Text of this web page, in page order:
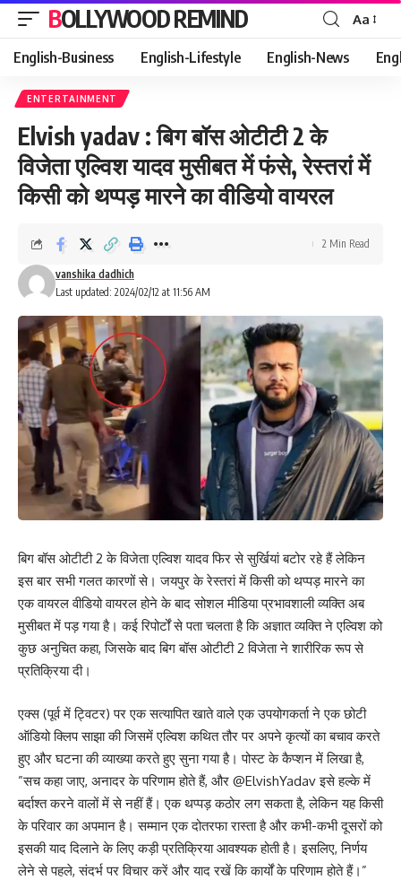
BOLLYWOOD REMIND
Font
Resizer
Aa
English-Business English-Lifestyle English-News
ENTERTAINMENT
Elvish yadav : बिग बॉस ओटीटी 2 के
विजेता एल्विश यादव मुसीबत में फंसे, रेस्तरां में
किसी को थप्पड़ मारने का वीडियो वायरल
Last updated: 2024/02/12 at 11:56 AM
vanshika dadhich
2 Min Read
बिग बॉस ओटीटी 2 के विजेता एल्विश यादव फिर से सुर्खियां बटोर रहे हैं लेकिन
इस बार सभी गलत कारणों से। जयपुर के रेस्तरां में किसी को थप्पड़ मारने का
एक वायरल वीडियो वायरल होने के बाद सोशल मीडिया प्रभावशाली व्यक्ति अब
मुसीबत में पड़ गया है। कई रिपोर्टों से पता चलता है कि अज्ञात व्यक्ति ने एल्विश को
कुछ अनुचित कहा, जिसके बाद बिग बॉस ओटीटी 2 विजेता ने शारीरिक रूप से
प्रतिक्रिया दी।
एक्स (पूर्व में ट्विटर) पर एक सत्यापित खाते वाले एक उपयोगकर्ता ने एक छोटी
ऑडियो क्लिप साझा की जिसमें एल्विश कथित तौर पर अपने कृत्यों का बचाव करते
हुए और घटना की व्याख्या करते हुए सुना गया है। पोस्ट के कैप्शन में लिखा है,
”सच कहा जाए, अनादर के परिणाम होते हैं, और @ElvishYadav इसे हल्के में
बर्दाश्त करने वालों में से नहीं हैं। एक थप्पड़ कठोर लग सकता है, लेकिन यह किसी
के परिवार का अपमान है। सम्मान एक दोतरफा रास्ता है और कभी-कभी दूसरों को
इसकी याद दिलाने के लिए कड़ी प्रतिक्रिया आवश्यक होती है। इसलिए, निर्णय
लेने से पहले, संदर्भ पर विचार करें और याद रखें कि कार्यों के परिणाम होते हैं।”